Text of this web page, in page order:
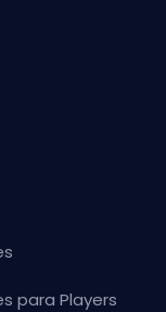
para Players